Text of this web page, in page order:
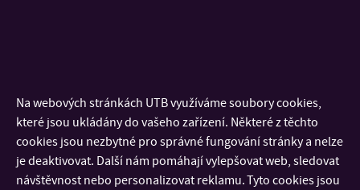
zaštítit ročně stáže pro 10 žáků.
Realizátor akcí pro školy a konference a Realizátor stáží
pro žáky:
Na webových stránkách UTB využíváme soubory cookies,
které jsou ukládány do vašeho zařízení. Některé z těchto
cookies jsou nezbytné pro správné fungování stránky a nelze
je deaktivovat. Další nám pomáhají vylepšovat web, sledovat
návštěvnost nebo personalizovat reklamu. Tyto cookies jsou